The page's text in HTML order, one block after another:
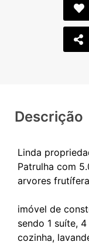
Descrição
Linda
Patrulha com
arvores
imóvel de
sendo 1 suíte,
cozinha,